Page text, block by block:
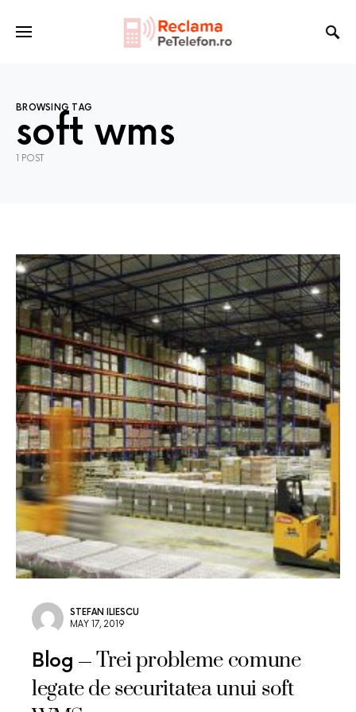
BROWSING TAG
soft wms
1 POST
STEFAN ILIESCU
MAY 17, 2019
Blog
Trei probleme comune
legate de securitatea unui soft